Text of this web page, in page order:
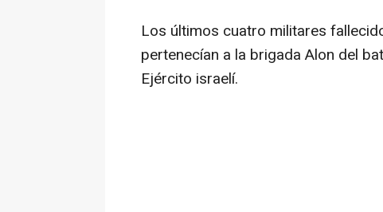
Los últimos cuatro militares
pertenecían a la brigada Alon del
Ejército israelí.